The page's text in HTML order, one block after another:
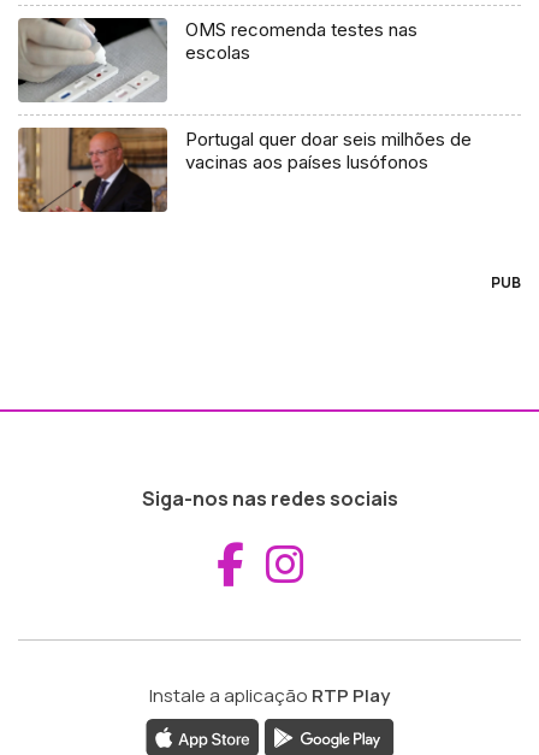
OMS recomenda testes nas
escolas
Portugal quer doar seis milhões de
vacinas aos países lusófonos
PUB
Siga-nos nas redes sociais
Aceder ao
Instale a aplicação RTP Play